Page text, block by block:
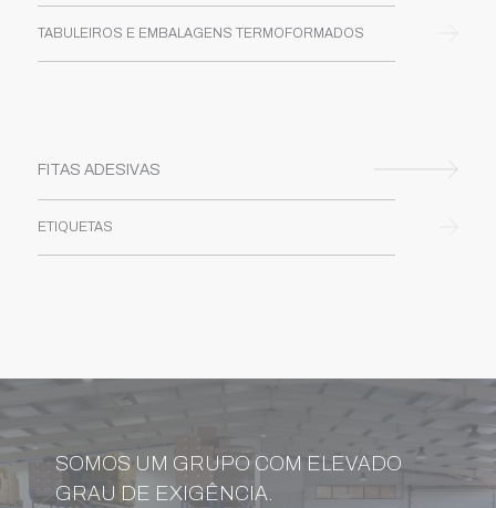
TABULEIROS E EMBALAGENS TERMOFORMADOS
FITAS ADESIVAS
ETIQUETAS
SOMOS UM GRUPO COM ELEVADO
GRAU DE EXIGÊNCIA.